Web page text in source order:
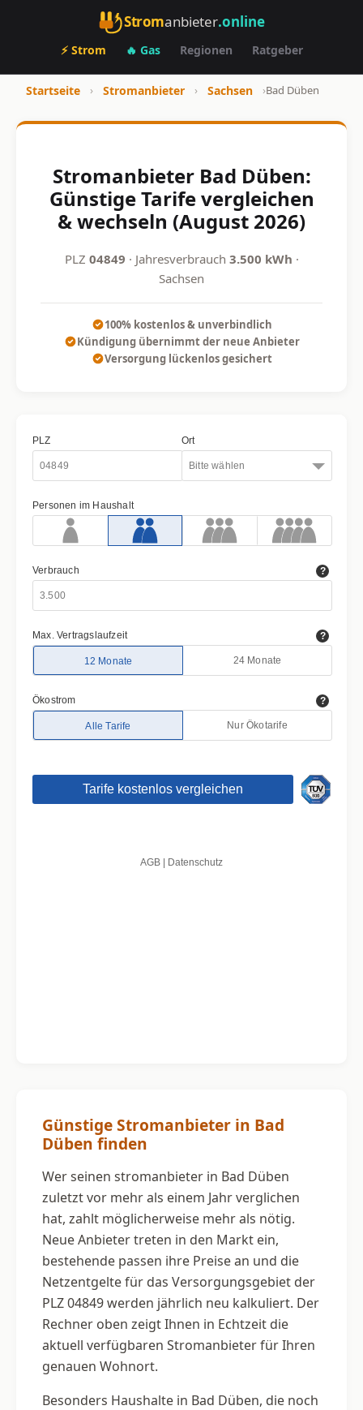
Stromanbieter.online
⚡ Strom 🔥 Gas Regionen Ratgeber
Startseite › Stromanbieter › Sachsen ›Bad Düben
Stromanbieter Bad Düben:
Günstige Tarife vergleichen
& wechseln (August 2026)
PLZ 04849 · Jahresverbrauch 3.500 kWh ·
Sachsen
100% kostenlos & unverbindlich
Kündigung übernimmt der neue Anbieter
Versorgung lückenlos gesichert
Günstige Stromanbieter in Bad
Düben finden
Wer seinen stromanbieter in Bad Düben
zuletzt vor mehr als einem Jahr verglichen
hat, zahlt möglicherweise mehr als nötig.
Neue Anbieter treten in den Markt ein,
bestehende passen ihre Preise an und die
Netzentgelte für das Versorgungsgebiet der
PLZ 04849 werden jährlich neu kalkuliert. Der
Rechner oben zeigt Ihnen in Echtzeit die
aktuell verfügbaren Stromanbieter für Ihren
genauen Wohnort.
Besonders Haushalte in Bad Düben, die noch